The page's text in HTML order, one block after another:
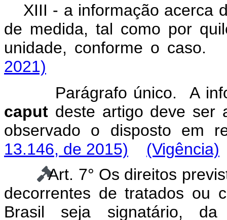
XIII - a informação acerca
de medida, tal como por
unidade, conforme o
2021)
Parágrafo único. A
caput deste artigo deve ser
observado o disposto em
13.146, de 2015)
(Vigência)
Art. 7° Os direitos
decorrentes de tratados ou
Brasil seja signatário,